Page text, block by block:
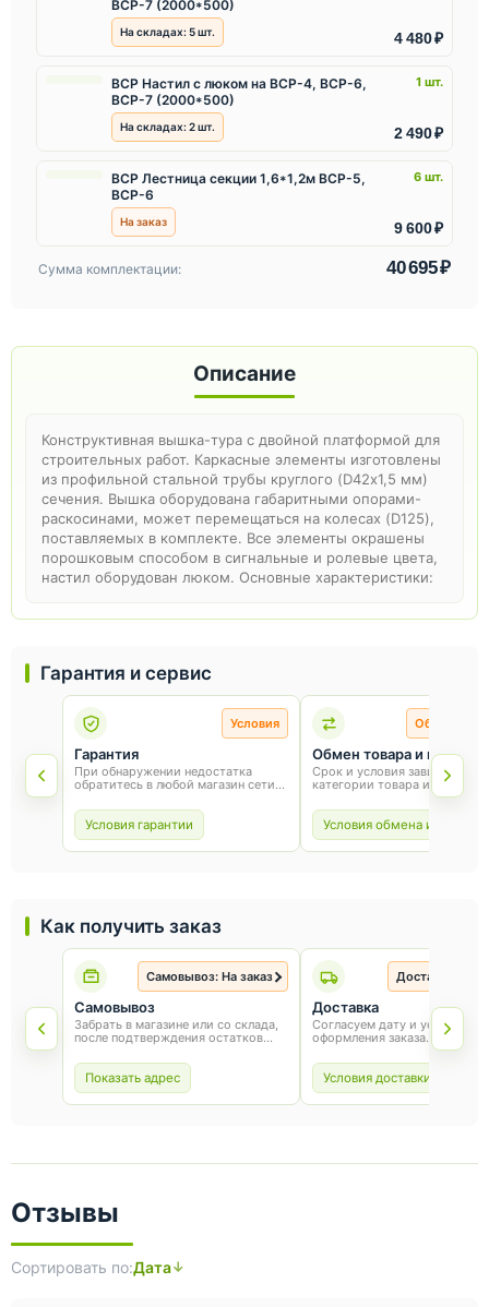
ВСР-7 (2000*500)
На складах:5шт. 4 480 ₽
ВСР Настил с люком на ВСР-4, ВСР-6,
ВСР-7 (2000*500)
1 шт.
На складах:2шт. 2 490 ₽
ВСР Лестница секции 1,6*1,2м ВСР-5,
ВСР-6
6 шт.
На заказ 9 600 ₽
Сумма комплектации: 40 695 ₽
Гарантия и сервис
Условия
Гарантия
При обнаружении недостатка
обратитесь в любой магазин сети
от товара и соблюдения правил
эксплуатации.
Условия гарантии
Обмен и
Обмен товара и возврат
Срок и условия зависят от
категории товара и способа
покупки. Для обмена или
сохраните товарный вид,
и чек.
Условия обмена и
Описание
Конструктивная вышка-тура с двойной платформой для
строительных работ. Каркасные элементы изготовлены
из профильной стальной трубы круглого (D42х1,5 мм)
сечения. Вышка оборудована габаритными опорами-
раскосинами, может перемещаться на колесах (D125),
поставляемых в комплекте. Все элементы окрашены
порошковым способом в сигнальные и ролевые цвета,
настил оборудован люком. Основные характеристики:
Как получить заказ
Самовывоз: На заказ
Самовывоз
Забрать в магазине или со склада,
после подтверждения остатков
Показать адрес
Доставка: На
Доставка
Согласуем дату и условия
оформления заказа.
Условия доставки
Отзывы
Сортировать по:Дата